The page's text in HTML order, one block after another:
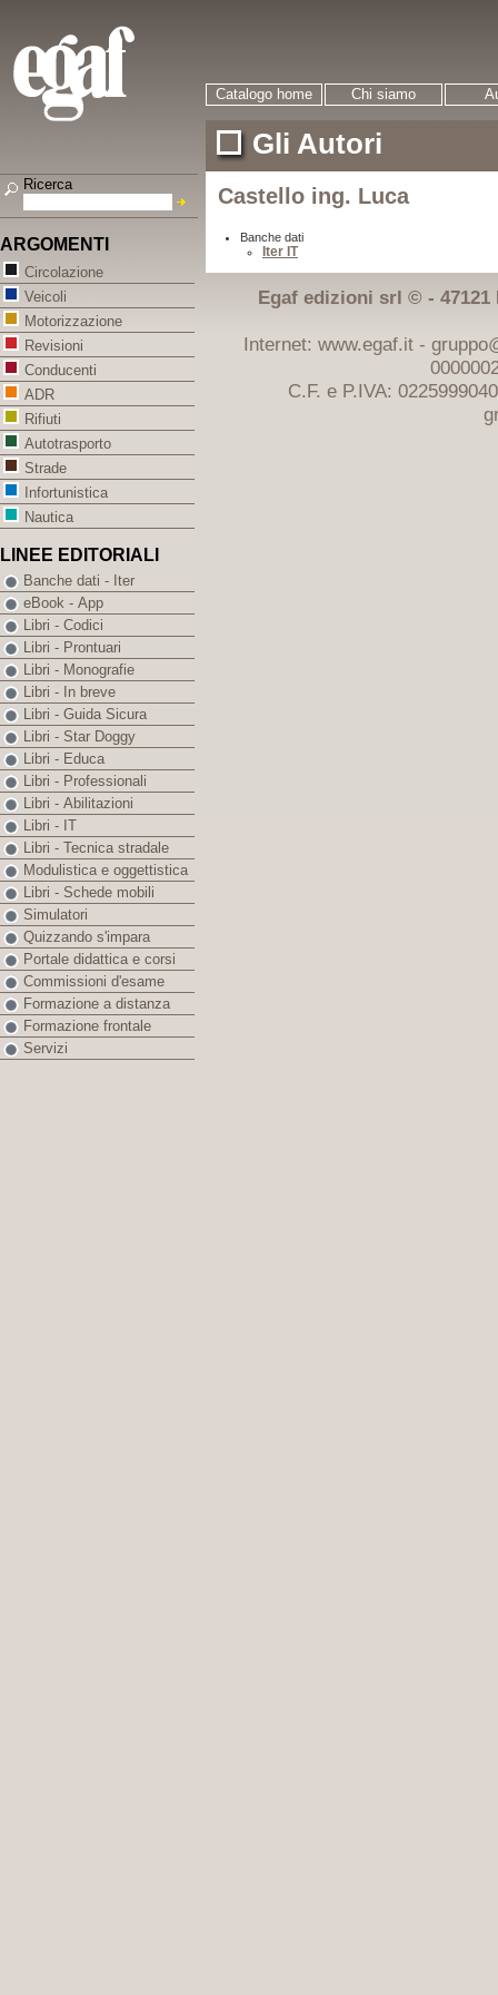
Catalogo home Chi siamo
Gli Autori
Castello ing. Luca
Banche dati
Iter IT
Egaf edizioni srl © - 47121
Internet: www.egaf.it -
C.F. e P.IVA:
Ricerca
ARGOMENTI
Circolazione
Veicoli
Motorizzazione
Revisioni
Conducenti
ADR
Rifiuti
Autotrasporto
Strade
Infortunistica
Nautica
LINEE EDITORIALI
Banche dati - Iter
eBook - App
Libri - Codici
Libri - Prontuari
Libri - Monografie
Libri - In breve
Libri - Guida Sicura
Libri - Star Doggy
Libri - Educa
Libri - Professionali
Libri - Abilitazioni
Libri - IT
Libri - Tecnica stradale
Modulistica e oggettistica
Libri - Schede mobili
Simulatori
Quizzando s'impara
Portale didattica e corsi
Commissioni d'esame
Formazione a distanza
Formazione frontale
Servizi